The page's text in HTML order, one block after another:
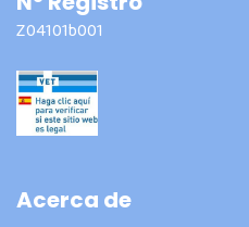
Z04101b001
Acerca de